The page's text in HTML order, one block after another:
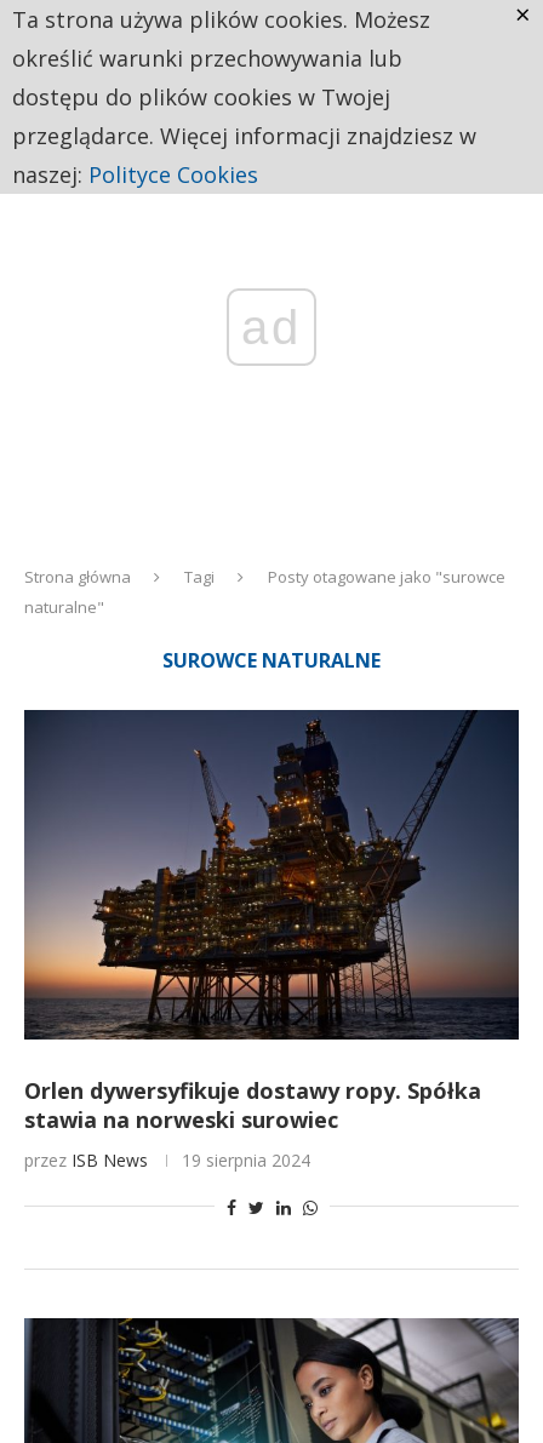
ad
Strona główna Tagi
Posty otagowane jako "surowce
naturalne"
SUROWCE NATURALNE
Orlen dywersyfikuje dostawy ropy. Spółka
stawia na norweski surowiec
przez ISB News 19 sierpnia 2024
Ta strona używa plików cookies. Możesz
określić warunki przechowywania lub
dostępu do plików cookies w Twojej
przeglądarce. Więcej informacji znajdziesz w
naszej: Polityce Cookies
×